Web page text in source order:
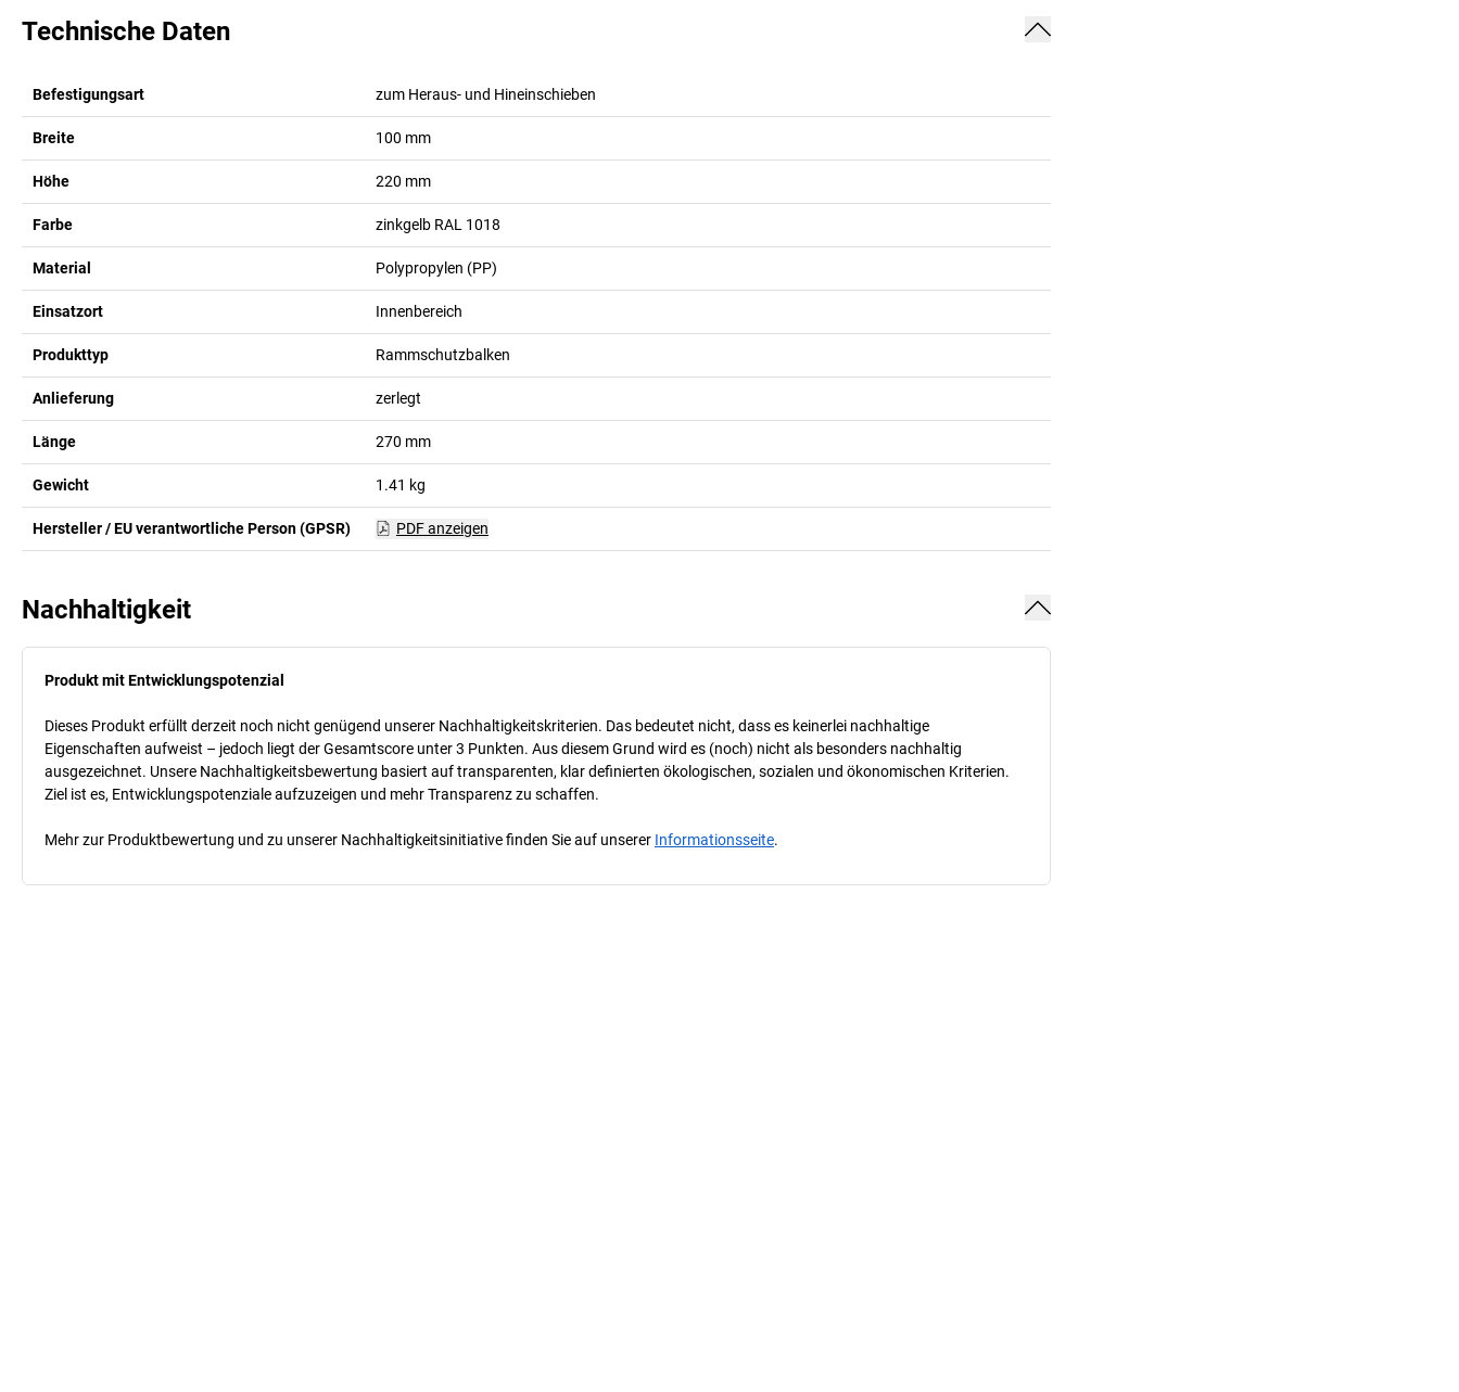
Technische Daten
Befestigungsart zum Heraus- und Hineinschieben
Breite 100 mm
Höhe 220 mm
Farbe zinkgelb RAL 1018
Material Polypropylen (PP)
Einsatzort Innenbereich
Produkttyp Rammschutzbalken
Anlieferung zerlegt
Länge 270 mm
Gewicht 1.41 kg
Hersteller / EU verantwortliche Person (GPSR) PDF anzeigen
Nachhaltigkeit
Produkt mit Entwicklungspotenzial
Dieses Produkt erfüllt derzeit noch nicht genügend unserer Nachhaltigkeitskriterien. Das bedeutet nicht, dass es keinerlei nachhaltige
Eigenschaften aufweist – jedoch liegt der Gesamtscore unter 3 Punkten. Aus diesem Grund wird es (noch) nicht als besonders nachhaltig
ausgezeichnet. Unsere Nachhaltigkeitsbewertung basiert auf transparenten, klar definierten ökologischen, sozialen und ökonomischen Kriterien.
Ziel ist es, Entwicklungspotenziale aufzuzeigen und mehr Transparenz zu schaffen.
Mehr zur Produktbewertung und zu unserer Nachhaltigkeitsinitiative finden Sie auf unserer Informationsseite.